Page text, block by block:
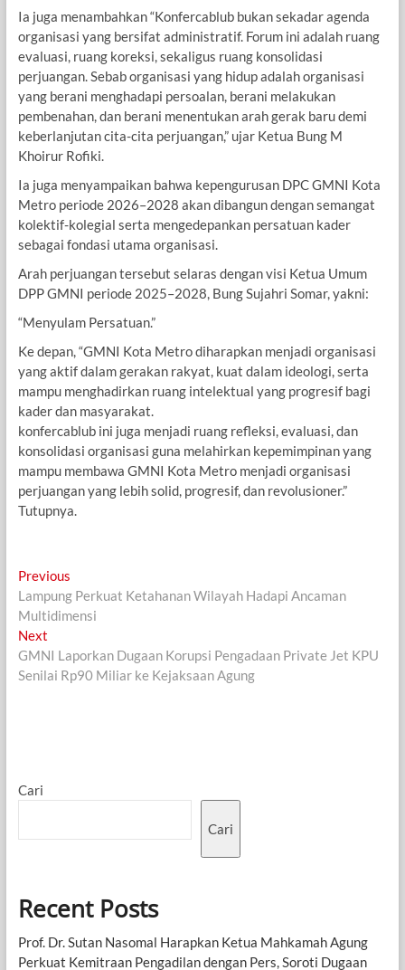
Ia juga menambahkan “Konfercablub bukan sekadar agenda
organisasi yang bersifat administratif. Forum ini adalah ruang
evaluasi, ruang koreksi, sekaligus ruang konsolidasi
perjuangan. Sebab organisasi yang hidup adalah organisasi
yang berani menghadapi persoalan, berani melakukan
pembenahan, dan berani menentukan arah gerak baru demi
keberlanjutan cita-cita perjuangan,” ujar Ketua Bung M
Khoirur Rofiki.
Ia juga menyampaikan bahwa kepengurusan DPC GMNI Kota
Metro periode 2026–2028 akan dibangun dengan semangat
kolektif-kolegial serta mengedepankan persatuan kader
sebagai fondasi utama organisasi.
Arah perjuangan tersebut selaras dengan visi Ketua Umum
DPP GMNI periode 2025–2028, Bung Sujahri Somar, yakni:
“Menyulam Persatuan.”
Ke depan, “GMNI Kota Metro diharapkan menjadi organisasi
yang aktif dalam gerakan rakyat, kuat dalam ideologi, serta
mampu menghadirkan ruang intelektual yang progresif bagi
kader dan masyarakat.
konfercablub ini juga menjadi ruang refleksi, evaluasi, dan
konsolidasi organisasi guna melahirkan kepemimpinan yang
mampu membawa GMNI Kota Metro menjadi organisasi
perjuangan yang lebih solid, progresif, dan revolusioner.”
Tutupnya.
Navigasi
pos
PreviousPrevious
post:
Lampung Perkuat Ketahanan Wilayah Hadapi Ancaman
Multidimensi
NextNext
post:
GMNI Laporkan Dugaan Korupsi Pengadaan Private Jet KPU
Senilai Rp90 Miliar ke Kejaksaan Agung
Cari
Cari
Recent Posts
Prof. Dr. Sutan Nasomal Harapkan Ketua Mahkamah Agung
Perkuat Kemitraan Pengadilan dengan Pers, Soroti Dugaan